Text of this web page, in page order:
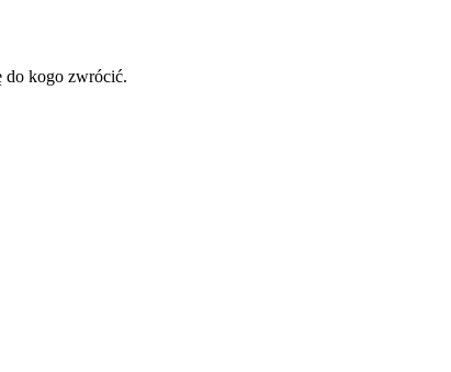
do kogo zwrócić.